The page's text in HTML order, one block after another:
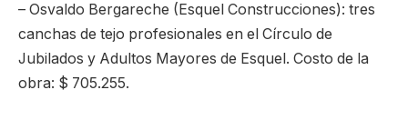
– Osvaldo Bergareche (Esquel Construcciones): tres
canchas de tejo profesionales en el Círculo de
Jubilados y Adultos Mayores de Esquel. Costo de la
obra: $ 705.255.